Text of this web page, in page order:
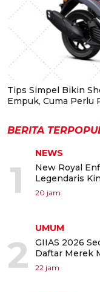
Tips Simpel Bikin
Empuk, Cuma Perlu
BERITA
1
NEWS
New Royal
Legendaris
20 jam
2
UMUM
GIIAS 2026
Daftar Merek
22 jam